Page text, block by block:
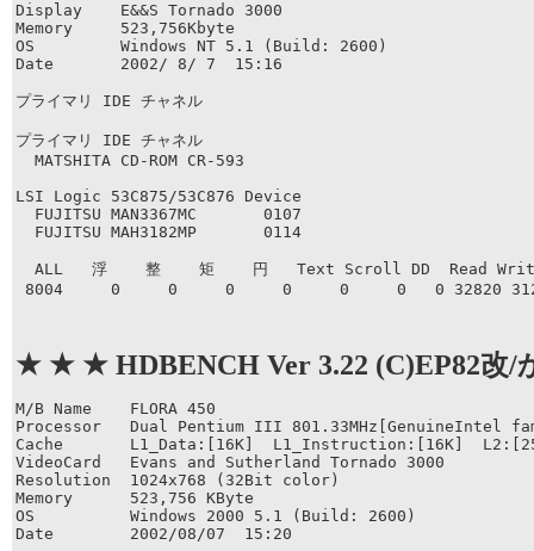
Display    E&&S Tornado 3000
Memory     523,756Kbyte
OS         Windows NT 5.1 (Build: 2600)
Date       2002/ 8/ 7  15:16
プライマリ IDE チャネル
プライマリ IDE チャネル
  MATSHITA CD-ROM CR-593
LSI Logic 53C875/53C876 Device
  FUJITSU MAN3367MC       0107
  FUJITSU MAH3182MP       0114
ALL   浮    整    矩    円   Text Scroll DD  Read
8004     0     0     0     0     0     0   0 32820
★ ★ ★ HDBENCH Ver 3.22 (C)EP82
M/B Name    FLORA 450
Processor   Dual Pentium III
Cache       L1_Data:[16K]  L1_Instruction:[16K]
VideoCard   Evans and Sutherland Tornado 3000
Resolution  1024x768 (32Bit color)
Memory      523,756 KByte
OS          Windows 2000 5.1 (Build: 2600)
Date        2002/08/07  15:20